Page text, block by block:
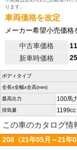
ります。
車両価格を改定
メーカー希望小売価格
中古車価格
新車時価格
ボディタイプ
全長x全幅x全高(mm)
最高出力 100馬
排気量 1199cc
この車のカタログ情
208（21年05月～21年